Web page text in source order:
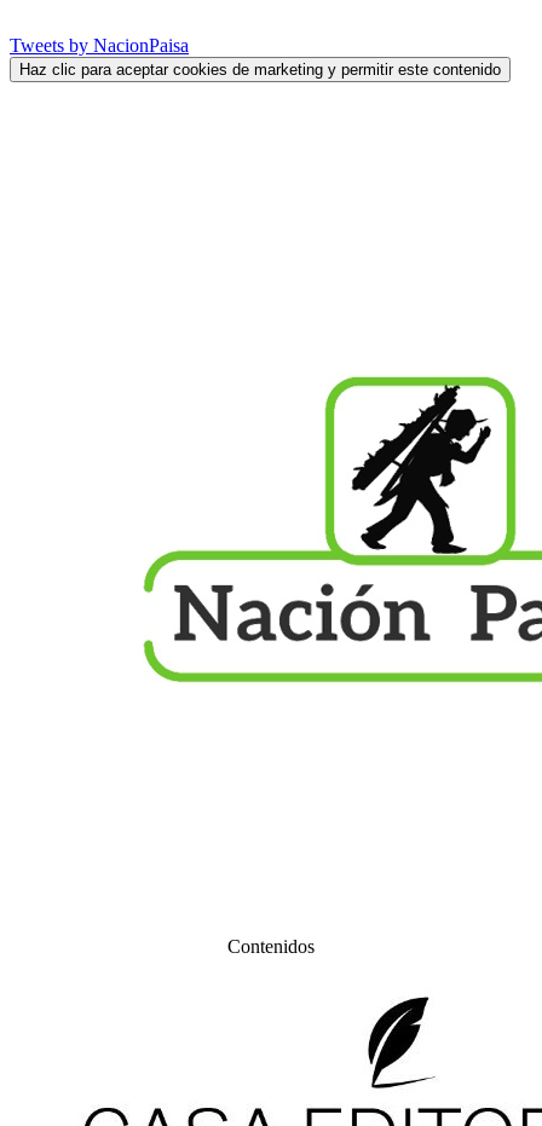
Tweets by NacionPaisa
Haz clic para aceptar cookies de marketing y permitir este contenido
Contenidos